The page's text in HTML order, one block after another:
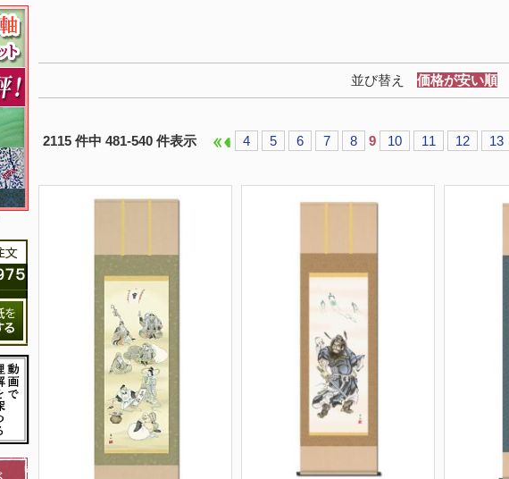
並び替え 価格が安い順
2115 件中 481-540 件表示 4 5 6 7 8 9 10 11 12 13